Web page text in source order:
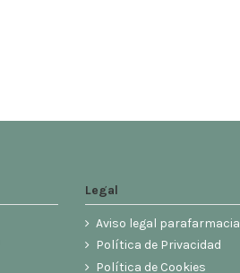
Legal
Aviso legal parafarmacia
Política de Privacidad
Política de Cookies